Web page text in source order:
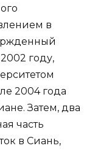
в
году,
2004 года
Затем, два
часть
в Сиань,